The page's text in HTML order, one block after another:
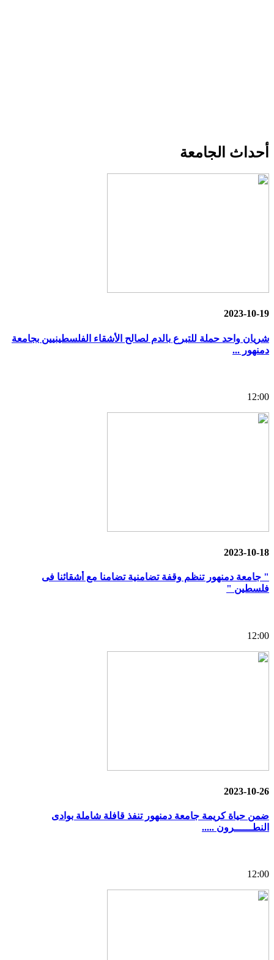
أحداث الجامعة
2023-10-19
شريان واحد حملة للتبرع بالدم لصالح الأشقاء الفلسطينيين بجامعة
دمنهور ...
12:00
2023-10-18
" جامعة دمنهور تنظم وقفة تضامنية تضامنا مع أشقائنا فى
فلسطين "
12:00
2023-10-26
ضمن حياة كريمة جامعة دمنهور تنفذ قافلة شاملة بوادى
النطــــــرون .....
12:00